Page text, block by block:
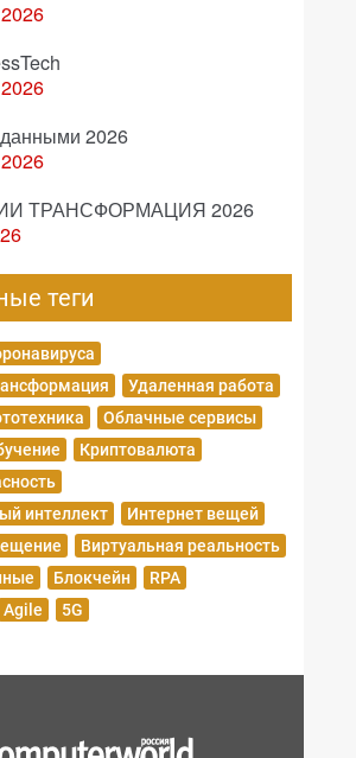
2026
ИИ ТРАНСФОРМАЦИЯ 2026
теги
Удаленная работа
Облачные сервисы
Криптовалюта
интеллект
Интернет вещей
Виртуальная реальность
Блокчейн
RPA
Agile 5G